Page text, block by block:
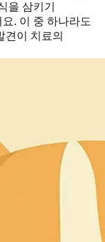
을 삼키기
. 이 중 하나라도
견이 치료의